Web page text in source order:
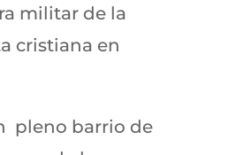
militar de la
cristiana en
pleno barrio de